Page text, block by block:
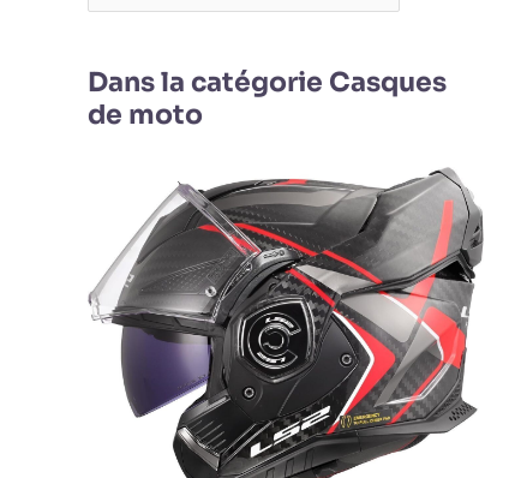
Dans la catégorie Casques
de moto